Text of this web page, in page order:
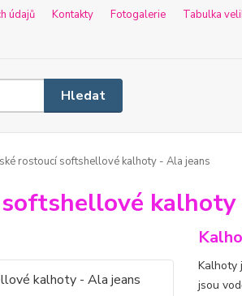
údajů Kontakty Fotogalerie
Tabulka
Hledat
rostoucí softshellové kalhoty - Ala jeans
Kalhoty
jsou